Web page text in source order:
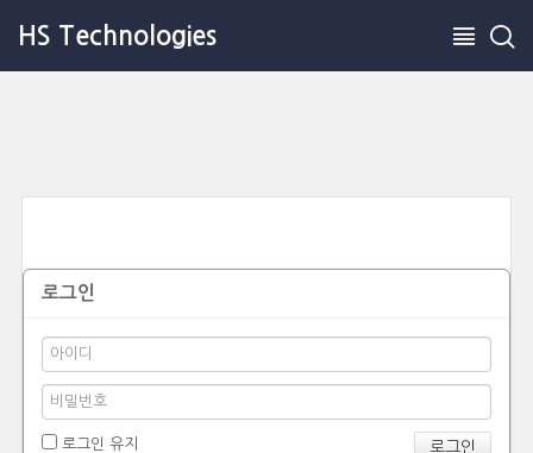
HS Technologies
로그인
로그인 유지